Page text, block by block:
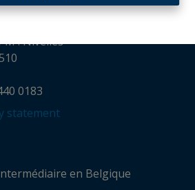
: Nivelles
0183
statement
en Belgique